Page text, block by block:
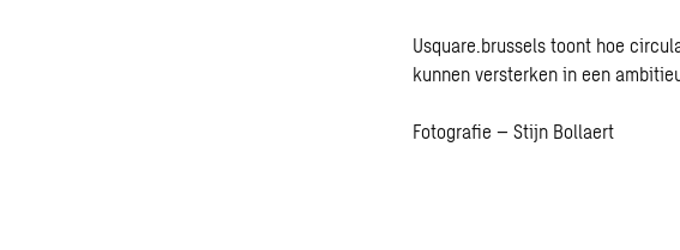
Usquare.brussels toont hoe
kunnen versterken in een
Fotografie – Stijn Bollaert